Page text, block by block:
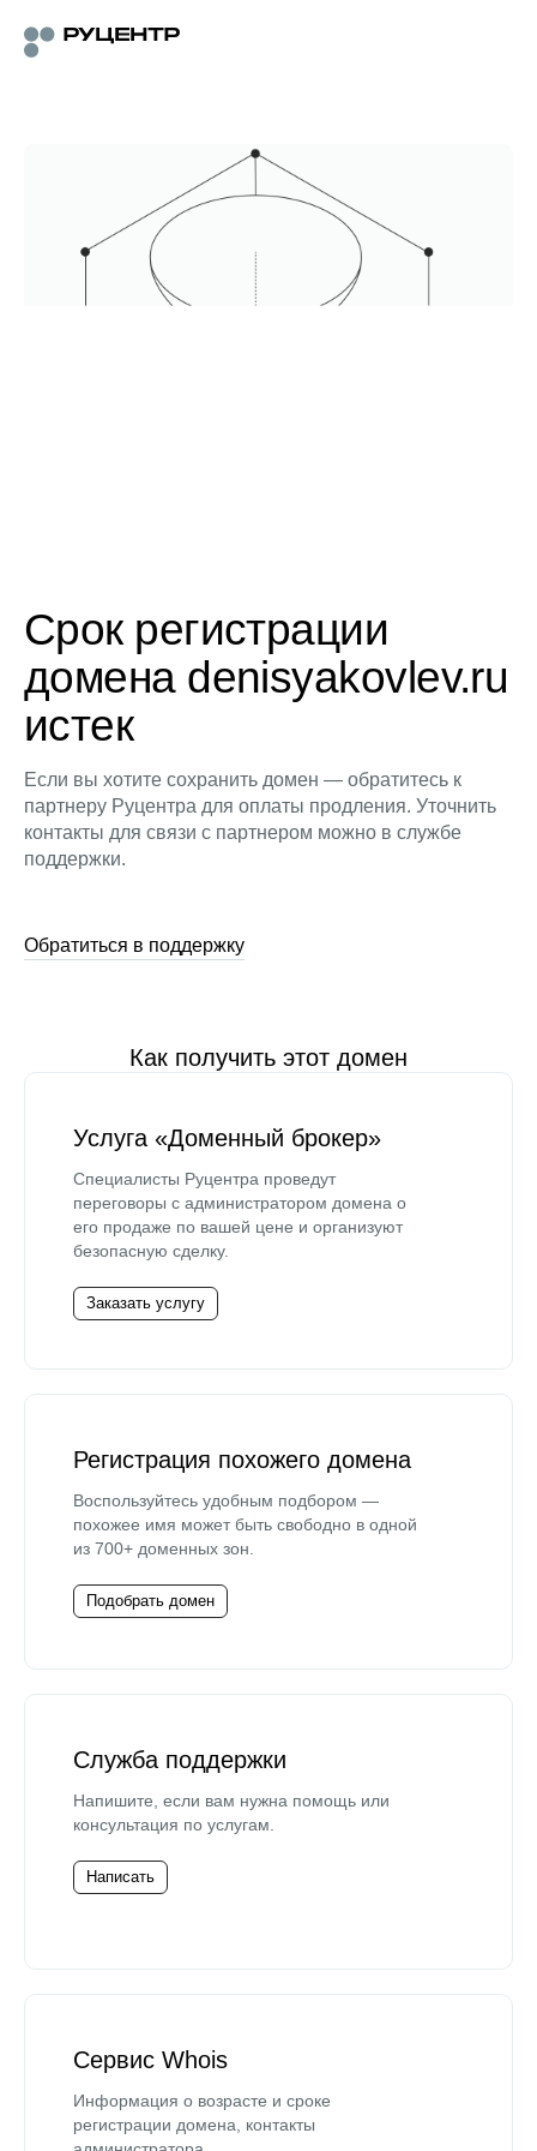
Срок регистрации
домена denisyakovlev.ru
истек
Если вы хотите сохранить домен — обратитесь к
партнеру Руцентра для оплаты продления. Уточнить
контакты для связи с партнером можно в службе
поддержки.
Обратиться в поддержку
Как получить этот домен
Услуга «Доменный брокер»
Специалисты Руцентра проведут
переговоры с администратором домена о
его продаже по вашей цене и организуют
безопасную сделку.
Заказать услугу
Регистрация похожего домена
Воспользуйтесь удобным подбором —
похожее имя может быть свободно в одной
из 700+ доменных зон.
Подобрать домен
Служба поддержки
Напишите, если вам нужна помощь или
консультация по услугам.
Написать
Сервис Whois
Информация о возрасте и сроке
регистрации домена, контакты